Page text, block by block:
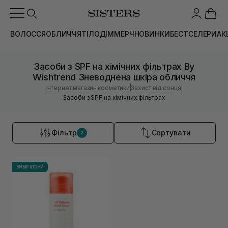
ВОЛОССЯОБЛИЧЧЯТІЛОДІММЕРЧНОВИНКИБЕСТСЕЛЕРИ
Засоби з SPF на хімічних фільтрах By
Wishtrend Зневоднена шкіра обличчя
Інтернет магазин косметики |Захист від сонця
Засоби з SPF на хімічних фільтрах
Фільтр 2 Сортувати
ВИБІР ІЛОНИ